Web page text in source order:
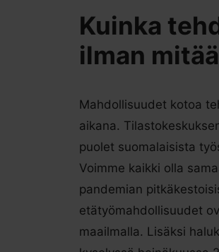
Kuinka
ilman
Mahdollisuudet kotoa
aikana.
puolet suomalaisista
Voimme kaikki olla
pandemian
etätyömahdollisuudet
maailmalla. Lisäksi